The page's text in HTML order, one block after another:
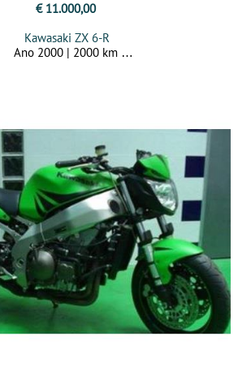
€ 11.000,00
Kawasaki ZX 6-R
Ano 2000 | 2000 km